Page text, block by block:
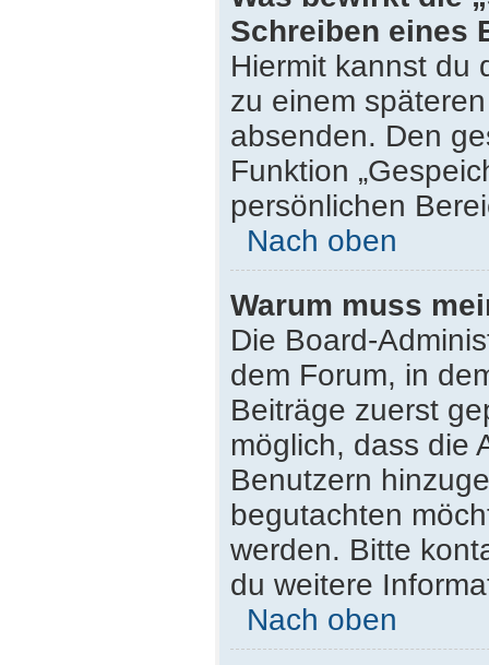
Schreiben eines
Hiermit kannst du
zu einem
absenden. Den
Funktion
persönlichen
Nach oben
Warum muss
Die Board-
dem Forum, in
Beiträge zuerst
möglich, dass die
Benutzern
begutachten
werden. Bitte
du weitere
Nach oben